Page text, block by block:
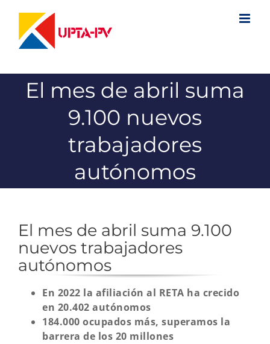
contenido
El mes de abril suma
9.100 nuevos
trabajadores
autónomos
El mes de abril suma 9.100
nuevos trabajadores
autónomos
En 2022 la afiliación al RETA ha crecido
en 20.402 autónomos
184.000 ocupados más, superamos la
barrera de los 20 millones